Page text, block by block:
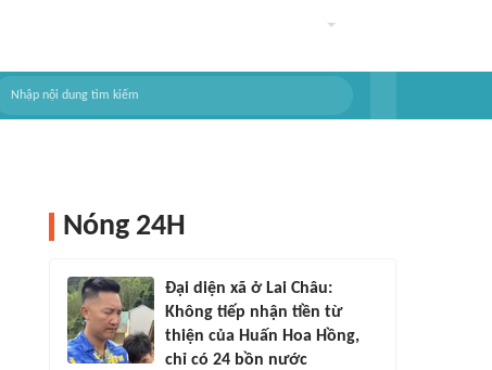
Nóng 24H
Đại diện xã ở Lai Châu:
Không tiếp nhận tiền từ
thiện của Huấn Hoa Hồng,
chỉ có 24 bồn nước